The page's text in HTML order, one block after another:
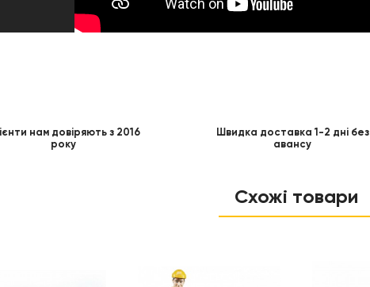
нам довіряють з 2016
року
Швидка доставка 1-2 дні без
авансу
Схожі товари